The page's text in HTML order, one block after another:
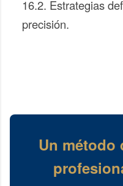
16.2. Estrategias
precisión.
Un método